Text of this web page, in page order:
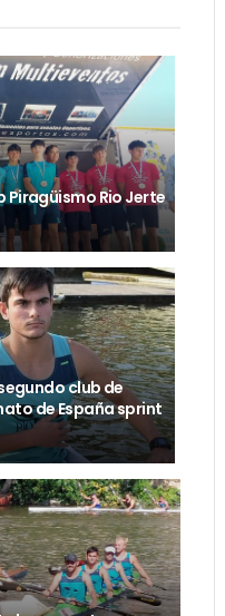
Piragüismo Rio Jerte
club de
de España sprint